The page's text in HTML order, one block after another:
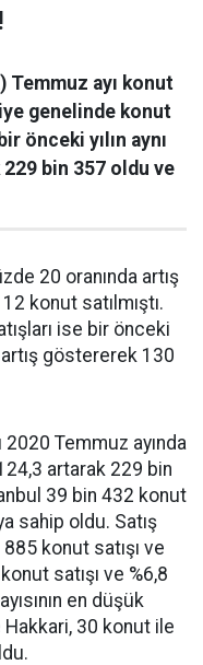
ayı konut
genelinde konut
önceki yılın aynı
bin 357 oldu ve
20 oranında artış
konut satılmıştı.
ise bir önceki
artış göstererek 130
Temmuz ayında
artarak 229 bin
39 bin 432 konut
sahip oldu. Satış
konut satışı ve
satışı ve %6,8
en düşük
Hakkari, 30 konut ile